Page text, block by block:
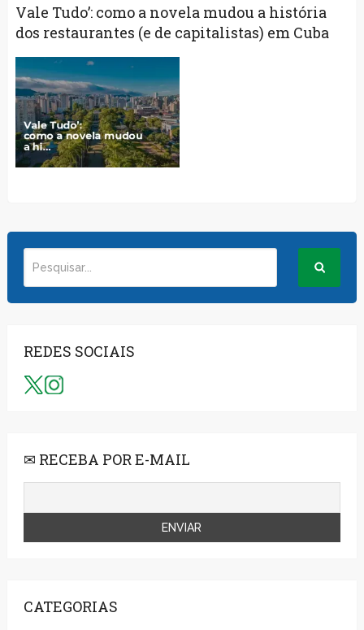
Vale Tudo’: como a novela mudou a história
dos restaurantes (e de capitalistas) em Cuba
REDES SOCIAIS
✉ RECEBA POR E-MAIL
CATEGORIAS